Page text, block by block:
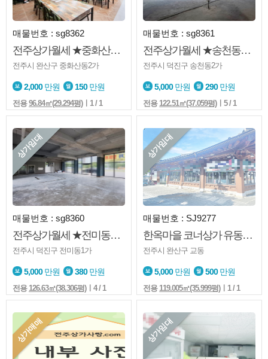
매물번호 : sg8362
전주상가월세 ★중화산동2가★1층★도로변★음식점★양수양도★권리금 有
전주시 완산구 중화산동2가
2,000만원 150만원
전용96.84㎡(29.294평)ㅣ1 / 1
매물번호 : sg8361
전주상가월세 ★송천동2가★에[코시티★1층★음식점★판매점★카페등
전주시 덕진구 송천동2가
5,000만원 290만원
전용 122.51㎡(37.059평)ㅣ5 / 1
상가임대
매물번호 : sg8360
전주상가월세 ★전미동★에코시티★1층★대로변★주차장넓음
전주시 덕진구 전미동1가
5,000만원 380만원
전용 126.63㎡(38.306평)ㅣ4 / 1
상가임대
매물번호 : SJ9277
한옥마을 코너상가 유동인구 풍부 창업추천
전주시 완산구 교동
5,000만원 500만원
전용 119.005㎡(35.999평)ㅣ1 / 1
상가매매 상가임대